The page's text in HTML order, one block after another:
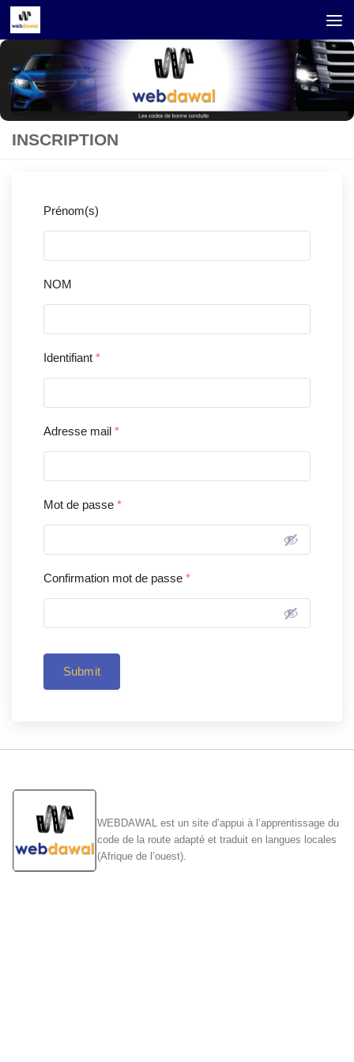
Skip to content
INSCRIPTION
Prénom(s)
NOM
Identifiant *
Adresse mail *
Mot de passe *
Confirmation mot de passe *
Submit
WEBDAWAL est un site d’appui à l’apprentissage du
code de la route adapté et traduit en langues locales
(Afrique de l’ouest).